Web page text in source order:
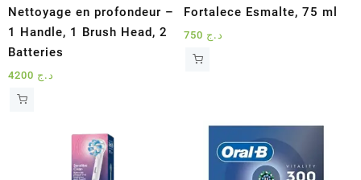
Nettoyage en profondeur –
1 Handle, 1 Brush Head, 2
Batteries
د.ج
Fortalece Esmalte, 75 ml
د.ج